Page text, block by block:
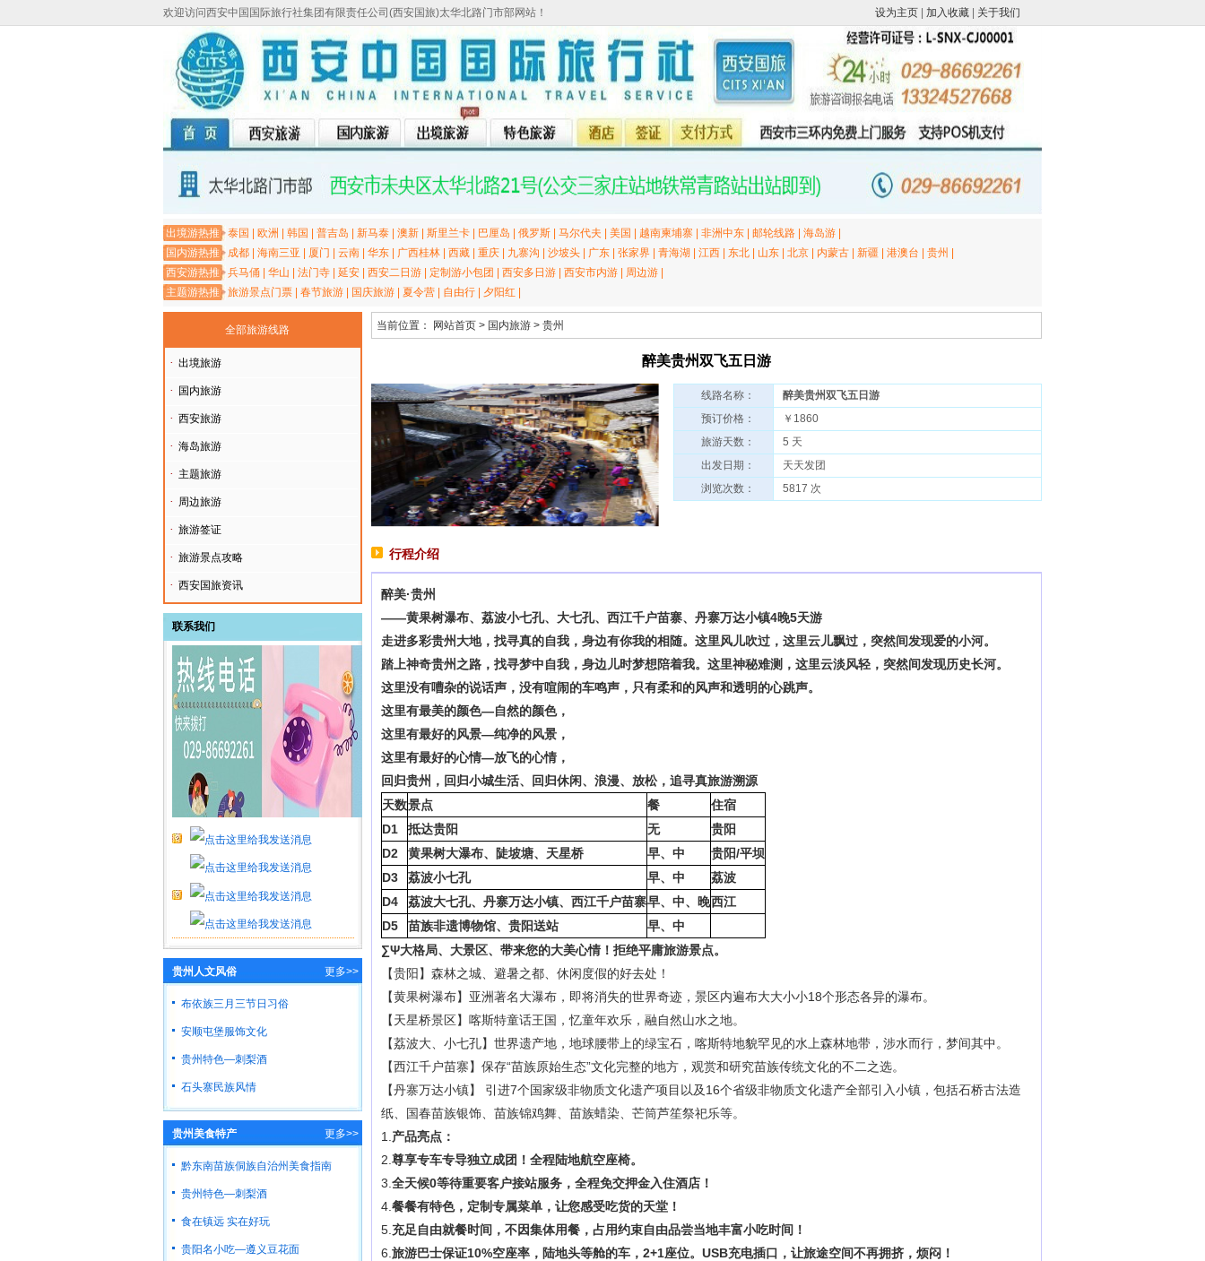
欢迎访问西安中国国际旅行社集团有限责任公司(西安国旅)太华北路门市部网站！ 设为主页 加入收藏 关于我们
出境游热推泰国 欧洲 韩国 普吉岛 新马泰 澳新 斯里兰卡 巴厘岛 俄罗斯 马尔代夫 美国 越南柬埔寨 非洲中东 邮轮线路 海岛游
国内游热推 成都 海南三亚 厦门 云南 华东 广西桂林 西藏 重庆 九寨沟 沙坡头 广东 张家界 青海湖 江西 东北 山东 北京 内蒙古 新疆 港澳台 贵州
西安游热推兵马俑 华山 法门寺 延安 西安二日游 定制游小包团 西安多日游 西安市内游 周边游
主题游热推旅游景点门票 春节旅游 国庆旅游 夏令营 自由行 夕阳红
全部旅游线路
· 出境旅游
· 国内旅游
· 西安旅游
· 海岛旅游
· 主题旅游
· 周边旅游
· 旅游签证
· 旅游景点攻略
· 西安国旅资讯
联系我们
贵州人文风俗 更多>>
布依族三月三节日习俗
安顺屯堡服饰文化
贵州特色—刺梨酒
石头寨民族风情
贵州美食特产 更多>>
黔东南苗族侗族自治州美食指南
贵州特色—刺梨酒
食在镇远 实在好玩
贵阳名小吃—遵义豆花面
当前位置： 网站首页 > 国内旅游 > 贵州
醉美贵州双飞五日游
线路名称：
醉美贵州双飞五日游
预订价格：
￥1860
旅游天数：
5 天
出发日期：
天天发团
浏览次数：
5817 次
行程介绍
醉美·贵州
——黄果树瀑布、荔波小七孔、大七孔、西江千户苗寨、丹寨万达小镇4晚5天游
走进多彩贵州大地，找寻真的自我，身边有你我的相随。这里风儿吹过，这里云儿飘过，突然间发现爱的小河。
踏上神奇贵州之路，找寻梦中自我，身边儿时梦想陪着我。这里神秘难测，这里云淡风轻，突然间发现历史长河。
这里没有嘈杂的说话声，没有喧闹的车鸣声，只有柔和的风声和透明的心跳声。
这里有最美的颜色—自然的颜色，
这里有最好的风景—纯净的风景，
这里有最好的心情—放飞的心情，
回归贵州，回归小城生活、回归休闲、浪漫、放松，追寻真旅游溯源
天数景点 餐
住宿
D1
抵达贵阳 无
贵阳
D2
黄果树大瀑布、陡坡塘、天星桥 早、中 贵阳/平坝
D3
荔波小七孔 早、中
荔波
D4
荔波大七孔、丹寨万达小镇、西江千户苗寨早、中、晚西江
D5
苗族非遗博物馆、贵阳送站
早、中
∑Ψ大格局、大景区、带来您的大美心情！拒绝平庸旅游景点。
【贵阳】森林之城、避暑之都、休闲度假的好去处！
【黄果树瀑布】亚洲著名大瀑布，即将消失的世界奇迹，景区内遍布大大小小18个形态各异的瀑布。
【天星桥景区】喀斯特童话王国，忆童年欢乐，融自然山水之地。
【荔波大、小七孔】世界遗产地，地球腰带上的绿宝石，喀斯特地貌罕见的水上森林地带，涉水而行，梦间其中。
【西江千户苗寨】保存“苗族原始生态”文化完整的地方，观赏和研究苗族传统文化的不二之选。
【丹寨万达小镇】
引进7个国家级非物质文化遗产项目以及16个省级非物质文化遗产全部引入小镇，包括石桥古法造
纸、国春苗族银饰、苗族锦鸡舞、苗族蜡染、芒筒芦笙祭祀乐等。
1. 产品亮点：
2. 尊享专车专导独立成团！全程陆地航空座椅。
3. 全天候0等待重要客户接站服务，全程免交押金入住酒店！
4. 餐餐有特色，定制专属菜单，让您感受吃货的天堂！
5. 充足自由就餐时间，不因集体用餐，占用约束自由品尝当地丰富小吃时间！
6. 旅游巴士保证10%空座率，陆地头等舱的车，2+1座位。USB充电插口，让旅途空间不再拥挤，烦闷！